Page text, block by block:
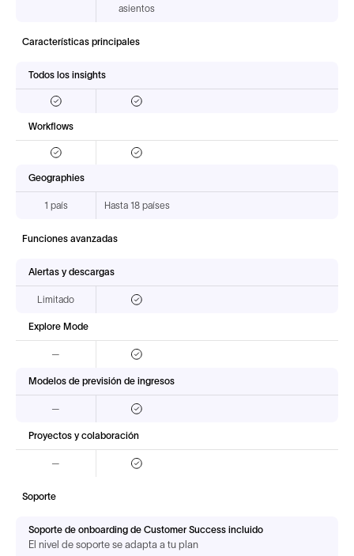
asientos
Características principales
Todos los insights
Workflows
Geographies
1 país Hasta 18 países
Funciones avanzadas
Alertas y descargas
Limitado
Explore Mode
—
Modelos de previsión de ingresos
—
Proyectos y colaboración
—
Soporte
Soporte de onboarding de Customer Success incluido
El nivel de soporte se adapta a tu plan